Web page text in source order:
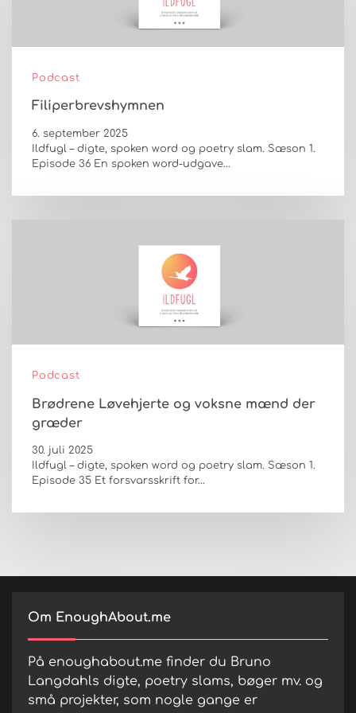
Podcast
Filiperbrevshymnen
6. september 2025
Ildfugl – digte, spoken word og poetry slam. Sæson 1.
Episode 36 En spoken word-udgave…
Podcast
Brødrene Løvehjerte og voksne mænd der
græder
30. juli 2025
Ildfugl – digte, spoken word og poetry slam. Sæson 1.
Episode 35 Et forsvarsskrift for…
Om EnoughAbout.me
På enoughabout.me finder du Bruno
Langdahls digte, poetry slams, bøger mv. og
små projekter, som nogle gange er